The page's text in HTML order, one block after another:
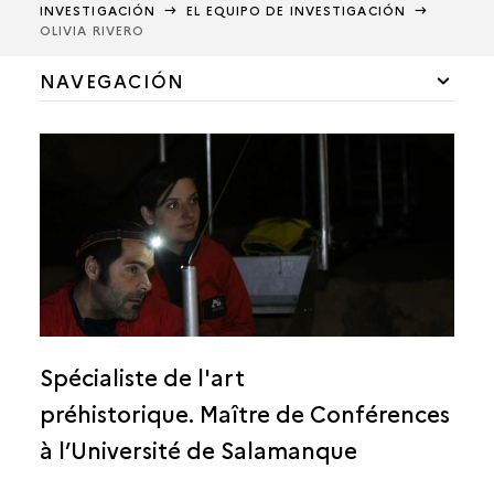
INVESTIGACIÓN
EL EQUIPO DE INVESTIGACIÓN
OLIVIA RIVERO
NAVEGACIÓN
MICHEL-ALAIN GARCIA †
PHILIPPE MOREL †
FRANÇOIS ROUZAUD †
JEAN CLOTTES
CAROLE FRITZ
GILLES TOSELLO
BERNARD GÉLY
JEAN-MICHEL GENESTE
Spécialiste de l'art
préhistorique. Maître de Conférences
à l’Université de Salamanque